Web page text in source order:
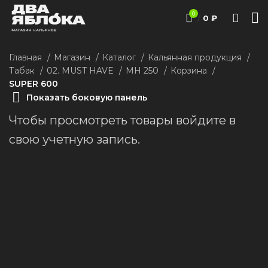
0 / 0 ₽
Главная Магазин Каталог
Кальянная продукция
Табак
02. MUST HAVE MH 250
Корзина
SUPER 600
Показать боковую панель
Чтобы просмотреть товары войдите в
свою учетную запись.